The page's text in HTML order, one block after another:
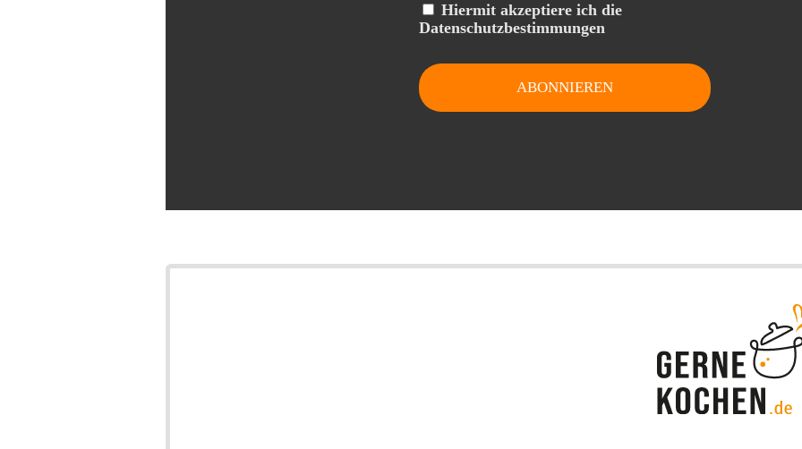
Hiermit akzeptiere ich die
Datenschutzbestimmungen